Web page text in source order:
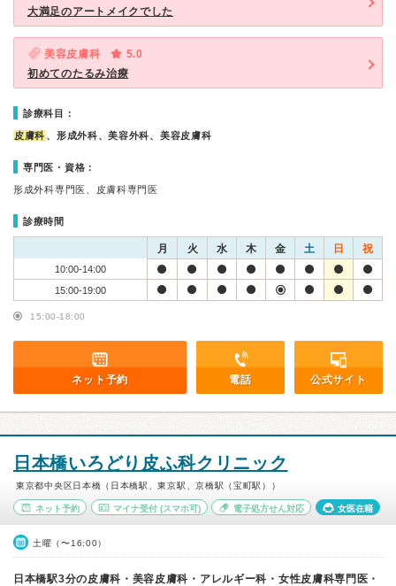
大満足のアートメイクでした
美容皮膚科
5.0
初めてのたるみ治療
診療科目：
皮膚科 、形成外科、美容外科、美容皮膚科
専門医・資格：
形成外科専門医、皮膚科専門医
診療時間
月 火 水 木 金 土 日 祝
10:00-14:00
15:00-19:00
15:00-18:00
ネット予約 電話 公式サイト
日本橋いろどり皮ふ科クリニック
東京都中央区日本橋（日本橋駅、東京駅、京橋駅（宝町駅））
ネット予約 マイナ受付(スマホ可) 電子処方せん対応 女医在籍
土曜（〜16:00）
日本橋駅3分の皮膚科・美容皮膚科・アレルギー科・女性皮膚科専門医・